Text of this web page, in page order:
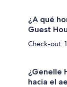
¿A qué
Guest
Check-out:
¿Genelle
hacia el